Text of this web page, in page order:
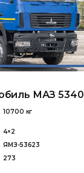
МАЗ 5340
10700 кг
4×2
ЯМЗ-53623
273